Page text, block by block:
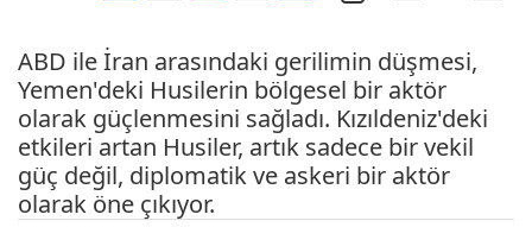
ABD ile İran arasındaki gerilimin düşmesi,
Yemen'deki Husilerin bölgesel bir aktör
olarak güçlenmesini sağladı. Kızıldeniz'deki
etkileri artan Husiler, artık sadece bir vekil
güç değil, diplomatik ve askeri bir aktör
olarak öne çıkıyor.